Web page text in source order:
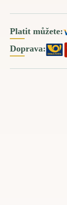
Platit můžete:
Doprava: